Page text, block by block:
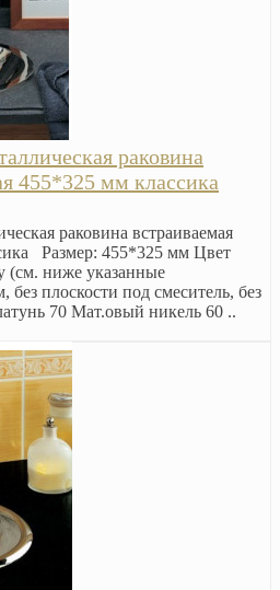
раковина
455*325 мм классика
раковина встраиваемая
Размер: 455*325 мм Цвет
(см. ниже указанные
плоскости под смеситель, без
70 Мат.овый никель 60 ..